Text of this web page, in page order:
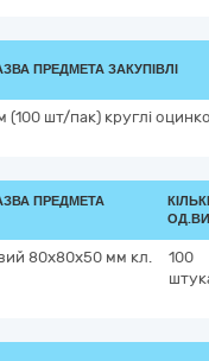
ПРЕДМЕТА ЗАКУПІВЛІ
(100 шт/пак) круглі
ПРЕДМЕТА
80х80х50 мм кл.
100